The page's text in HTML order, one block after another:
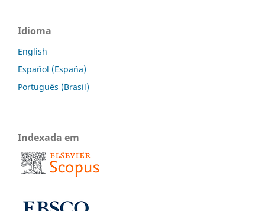
Idioma
English
Español (España)
Português (Brasil)
Indexada em